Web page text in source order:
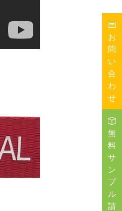
お
問
い
合
わ
せ
無
料
サ
ン
プ
ル
請